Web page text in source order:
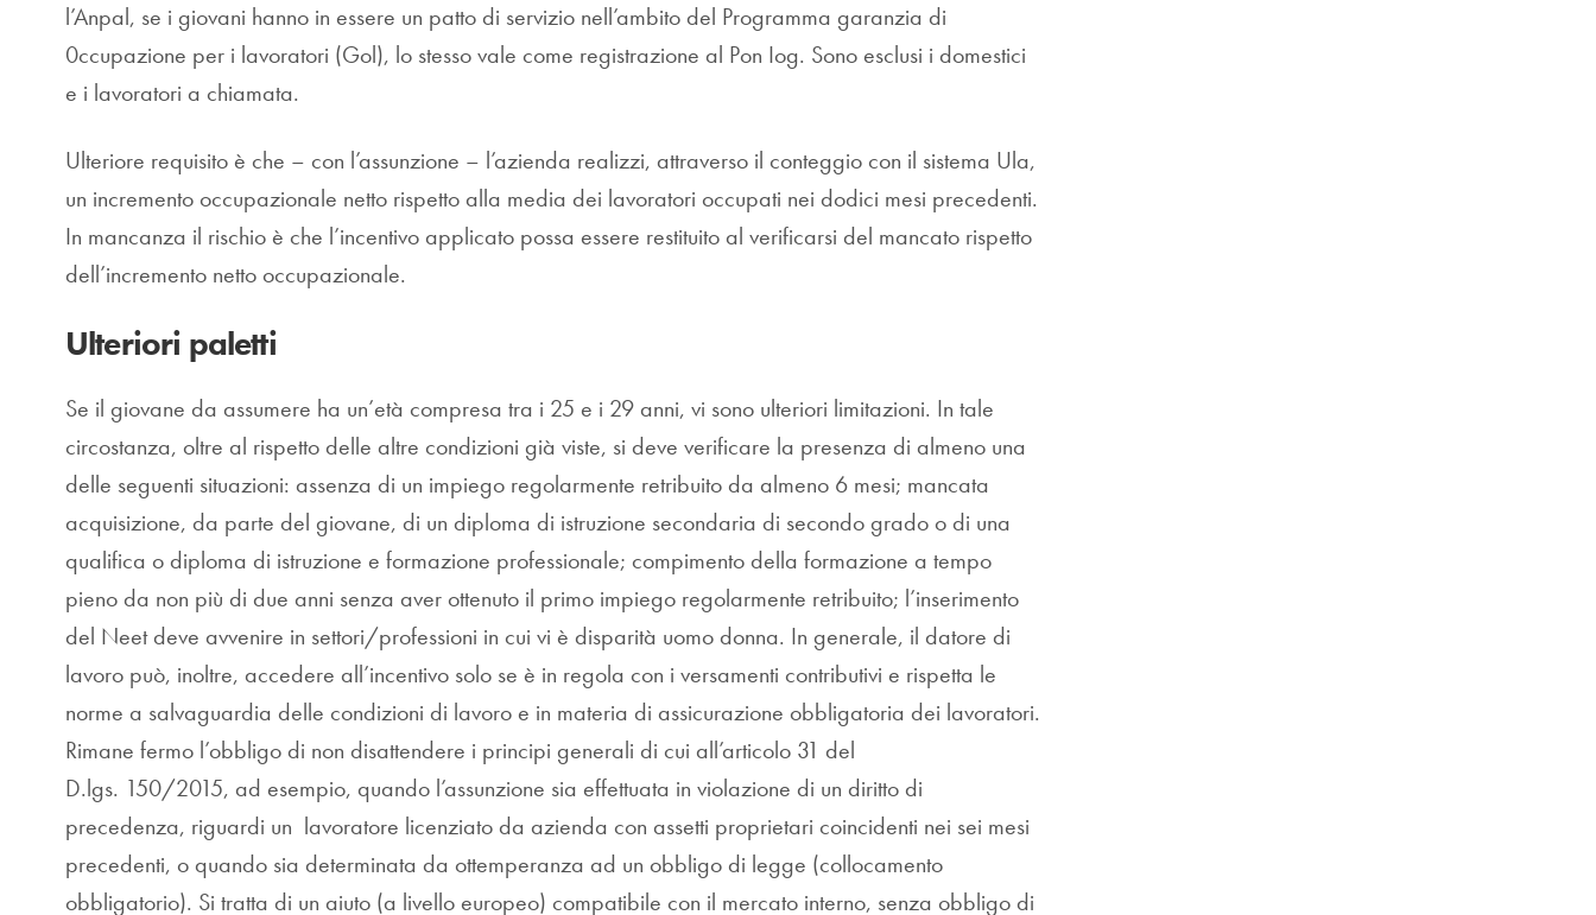
l’Anpal, se i giovani hanno in essere un patto di servizio nell’ambito del Programma garanzia di
0ccupazione per i lavoratori (Gol), lo stesso vale come registrazione al Pon Iog. Sono esclusi i domestici
e i lavoratori a chiamata.
Ulteriore requisito è che – con l’assunzione – l’azienda realizzi, attraverso il conteggio con il sistema Ula,
un incremento occupazionale netto rispetto alla media dei lavoratori occupati nei dodici mesi precedenti.
In mancanza il rischio è che l’incentivo applicato possa essere restituito al verificarsi del mancato rispetto
dell’incremento netto occupazionale.
Ulteriori paletti
Se il giovane da assumere ha un’età compresa tra i 25 e i 29 anni, vi sono ulteriori limitazioni. In tale
circostanza, oltre al rispetto delle altre condizioni già viste, si deve verificare la presenza di almeno una
delle seguenti situazioni: assenza di un impiego regolarmente retribuito da almeno 6 mesi; mancata
acquisizione, da parte del giovane, di un diploma di istruzione secondaria di secondo grado o di una
qualifica o diploma di istruzione e formazione professionale; compimento della formazione a tempo
pieno da non più di due anni senza aver ottenuto il primo impiego regolarmente retribuito; l’inserimento
del Neet deve avvenire in settori/professioni in cui vi è disparità uomo donna. In generale, il datore di
lavoro può, inoltre, accedere all’incentivo solo se è in regola con i versamenti contributivi e rispetta le
norme a salvaguardia delle condizioni di lavoro e in materia di assicurazione obbligatoria dei lavoratori.
Rimane fermo l’obbligo di non disattendere i principi generali di cui all’articolo 31 del
D.lgs. 150/2015, ad esempio, quando l’assunzione sia effettuata in violazione di un diritto di
precedenza, riguardi un lavoratore licenziato da azienda con assetti proprietari coincidenti nei sei mesi
precedenti, o quando sia determinata da ottemperanza ad un obbligo di legge (collocamento
obbligatorio). Si tratta di un aiuto (a livello europeo) compatibile con il mercato interno, senza obbligo di